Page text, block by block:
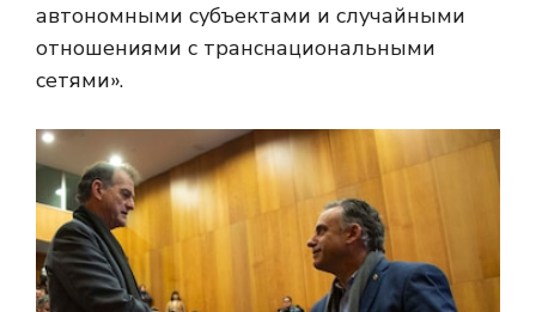
автономными субъектами и случайными
отношениями с транснациональными
сетями».